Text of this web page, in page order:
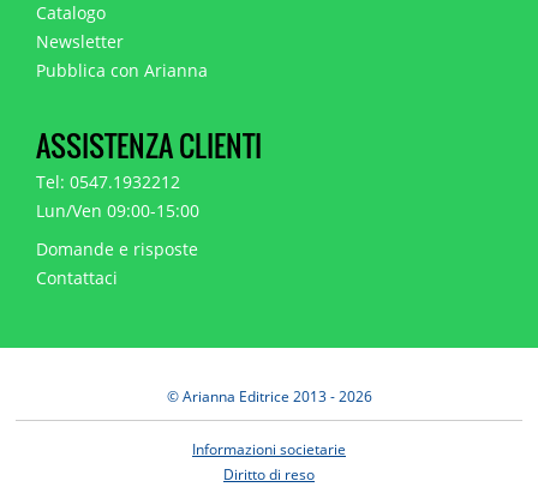
Catalogo
Newsletter
Pubblica con Arianna
ASSISTENZA CLIENTI
Tel: 0547.1932212
Lun/Ven 09:00-15:00
Domande e risposte
Contattaci
© Arianna Editrice 2013 - 2026
Informazioni societarie
Diritto di reso